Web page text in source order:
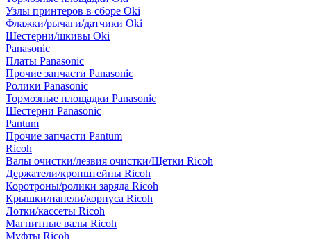
Узлы принтеров в сборе Oki
Флажки/рычаги/датчики Oki
Шестерни/шкивы Oki
Panasonic
Платы Panasonic
Прочие запчасти Panasonic
Ролики Panasonic
Тормозные площадки Panasonic
Шестерни Panasonic
Pantum
Прочие запчасти Pantum
Ricoh
Валы очистки/лезвия очистки/Щетки Ricoh
Держатели/кронштейны Ricoh
Коротроны/ролики заряда Ricoh
Крышки/панели/корпуса Ricoh
Лотки/кассеты Ricoh
Магнитные валы Ricoh
Муфты Ricoh